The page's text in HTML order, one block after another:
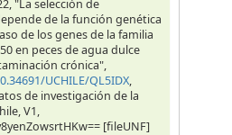
"La selección de
de la función genética
de los genes de la familia
en peces de agua dulce
crónica",
UCHILE/QL5IDX,
de investigación de la
V1,
[fileUNF]